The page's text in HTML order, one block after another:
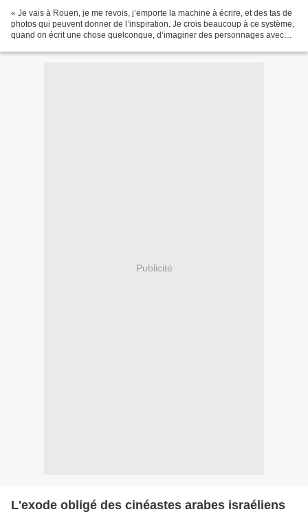
« Je vais à Rouen, je me revois, j’emporte la machine à écrire, et des tas de
photos qui peuvent donner de l’inspiration. Je crois beaucoup à ce système,
quand on écrit une chose quelconque, d’imaginer des personnages avec
Publicité
L'exode obligé des cinéastes arabes israéliens